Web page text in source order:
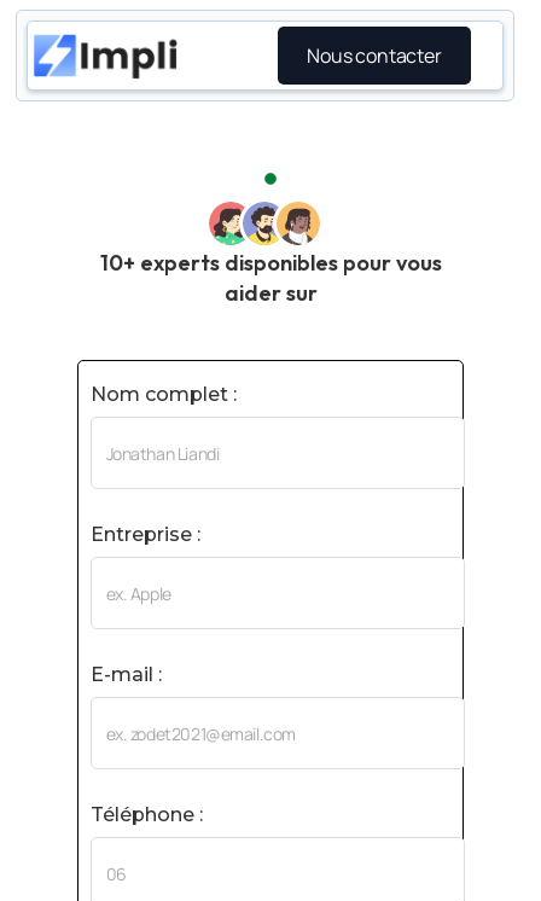
Nous contacter
10+ experts disponibles pour vous
aider sur
Nom complet :
Entreprise :
E-mail :
Téléphone :